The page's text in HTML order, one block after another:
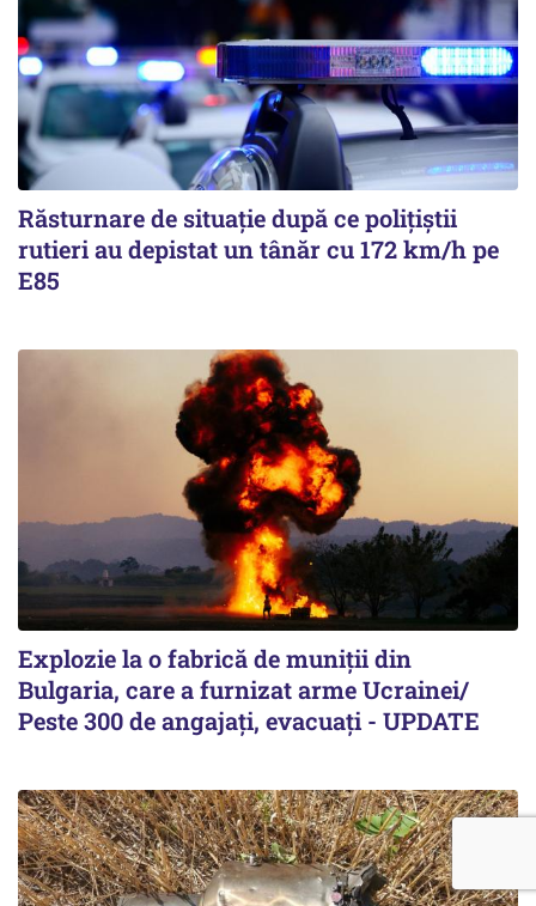
Răsturnare de situație după ce polițiștii
rutieri au depistat un tânăr cu 172 km/h pe
E85
Explozie la o fabrică de muniții din
Bulgaria, care a furnizat arme Ucrainei/
Peste 300 de angajați, evacuați - UPDATE